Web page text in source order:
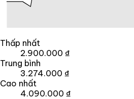
Thấp nhất
2.900.000 ₫
Trung bình
3.274.000 ₫
Cao nhất
4.090.000 ₫